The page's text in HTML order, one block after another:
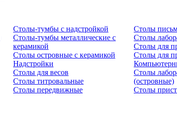
Столы-тумбы с надстройкой
Столы-тумбы металлические с
керамикой
Столы островные с керамикой
Надстройки
Столы для весов
Столы титровальные
Столы передвижные
Столы
Столы
Столы для
Столы для
Столы
(островные)
Столы